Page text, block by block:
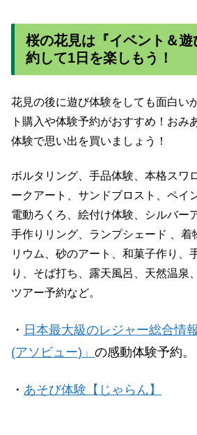
桜の花見は『イベント＆
約して1日を楽しもう！
花見の後に遊び体験をしても面白い
ト購入や体験予約がおすすめ！おみ
体験で思い出を買いましょう！
ボルタリング、手品体験、本格スワ
ークアート、サンドブロスト、ペイ
電動ろくろ、絵付け体験、シルバー
手作りリング、ランプシェード 、着
リウム、砂のアート、和菓子作り、
り、そば打ち、露天風呂、天然温泉
ツアー予約など。
・ 日本最大級のレジャー総合情
(アソビュー)」 の感動体験予約。
・ あそび体験【じゃらん】